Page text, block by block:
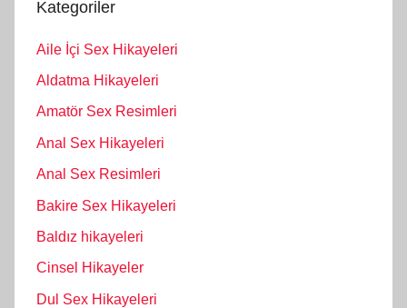
Kategoriler
Aile İçi Sex Hikayeleri
Aldatma Hikayeleri
Amatör Sex Resimleri
Anal Sex Hikayeleri
Anal Sex Resimleri
Bakire Sex Hikayeleri
Baldız hikayeleri
Cinsel Hikayeler
Dul Sex Hikayeleri